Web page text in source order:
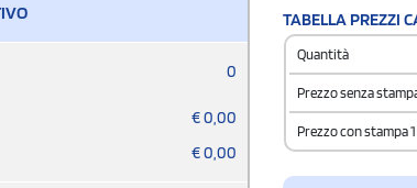
0
€0,00
€0,00
TABELLA PREZZI
Quantità
Prezzo senza
Prezzo con stampa